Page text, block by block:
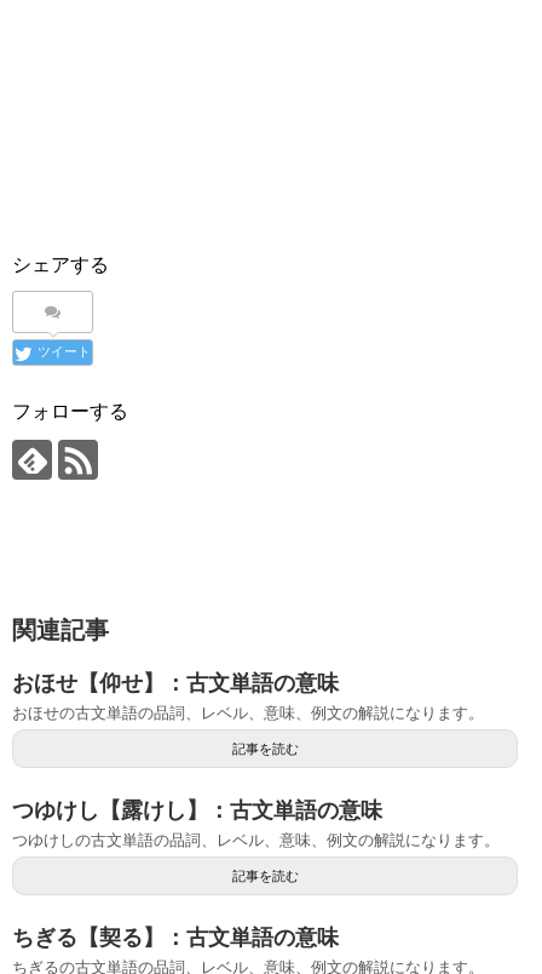
シェアする
ツイート
フォローする
関連記事
おほせ【仰せ】：古文単語の意味
おほせの古文単語の品詞、レベル、意味、例文の解説になります。
記事を読む
つゆけし【露けし】：古文単語の意味
つゆけしの古文単語の品詞、レベル、意味、例文の解説になります。
記事を読む
ちぎる【契る】：古文単語の意味
ちぎるの古文単語の品詞、レベル、意味、例文の解説になります。